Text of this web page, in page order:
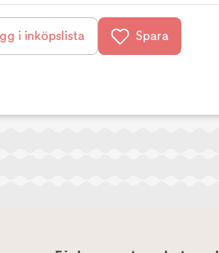
i inköpslista Spara